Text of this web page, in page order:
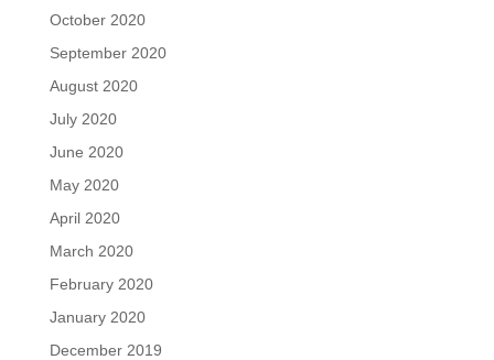
October 2020
September 2020
August 2020
July 2020
June 2020
May 2020
April 2020
March 2020
February 2020
January 2020
December 2019